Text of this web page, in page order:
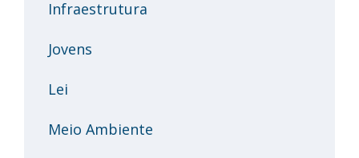
Infraestrutura
Jovens
Lei
Meio Ambiente